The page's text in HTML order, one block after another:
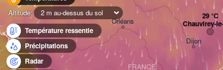
Altitude:
2 m au-dessus du sol
Température ressentie
Précipitations
Radar
Nantes
Orléans
Dijon
FRANCE
Chauvirey-